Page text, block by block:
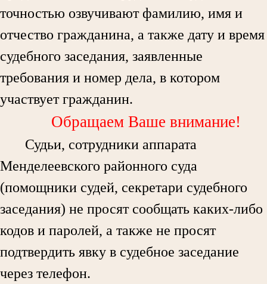
точностью озвучивают фамилию, имя и
отчество гражданина, а также дату и время
судебного заседания, заявленные
требования и номер дела, в котором
участвует гражданин.
Обращаем Ваше внимание!
Судьи, сотрудники аппарата
Менделеевского районного суда
(помощники судей, секретари судебного
заседания) не просят сообщать каких-либо
кодов и паролей, а также не просят
подтвердить явку в судебное заседание
через телефон.